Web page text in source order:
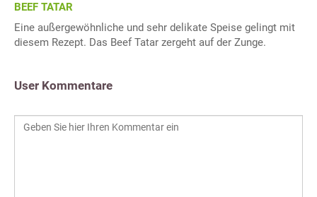
BEEF TATAR
Eine außergewöhnliche und sehr delikate Speise gelingt mit
diesem Rezept. Das Beef Tatar zergeht auf der Zunge.
User Kommentare